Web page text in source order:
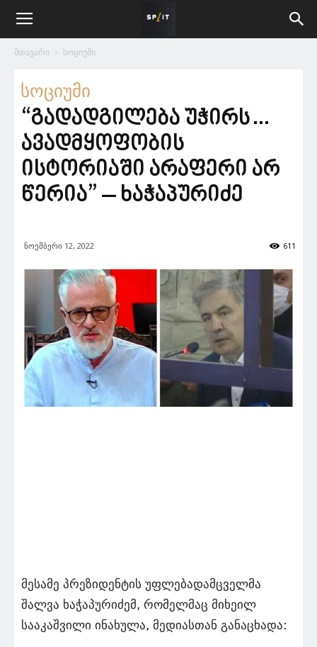
მთავარი სოციუმი
სოციუმი
“გადადგილება უჭირს…
ავადმყოფობის
ისტორიაში არაფერი არ
წერია” – ხაჭაპურიძე
ნოემბერი 12, 2022 611
მესამე პრეზიდენტის უფლებადამცველმა
შალვა ხაჭაპურიძემ, რომელმაც მიხეილ
სააკაშვილი ინახულა, მედიასთან განაცხადა: